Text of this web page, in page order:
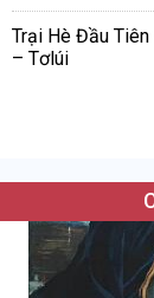
Trại Hè Đầu Tiên
– Tơlúi